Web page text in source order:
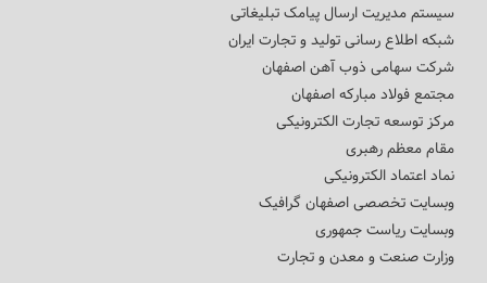
سیستم مدیریت ارسال پیامک تبلیغاتی
شبکه اطلاع رسانی تولید و تجارت ایران
شرکت سهامی ذوب آهن اصفهان
مجتمع فولاد مبارکه اصفهان
مرکز توسعه تجارت الکترونیکی
مقام معظم رهبری
نماد اعتماد الکترونیکی
وبسایت تخصصی اصفهان گرافیک
وبسایت ریاست جمهوری
وزارت صنعت و معدن و تجارت